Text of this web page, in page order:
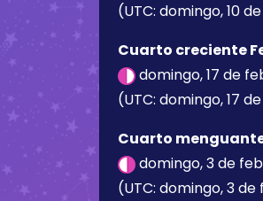
(UTC: domingo, 10
Cuarto creciente
domingo, 17 de
(UTC: domingo, 17
Cuarto menguante
domingo, 3 de
(UTC: domingo, 3 de